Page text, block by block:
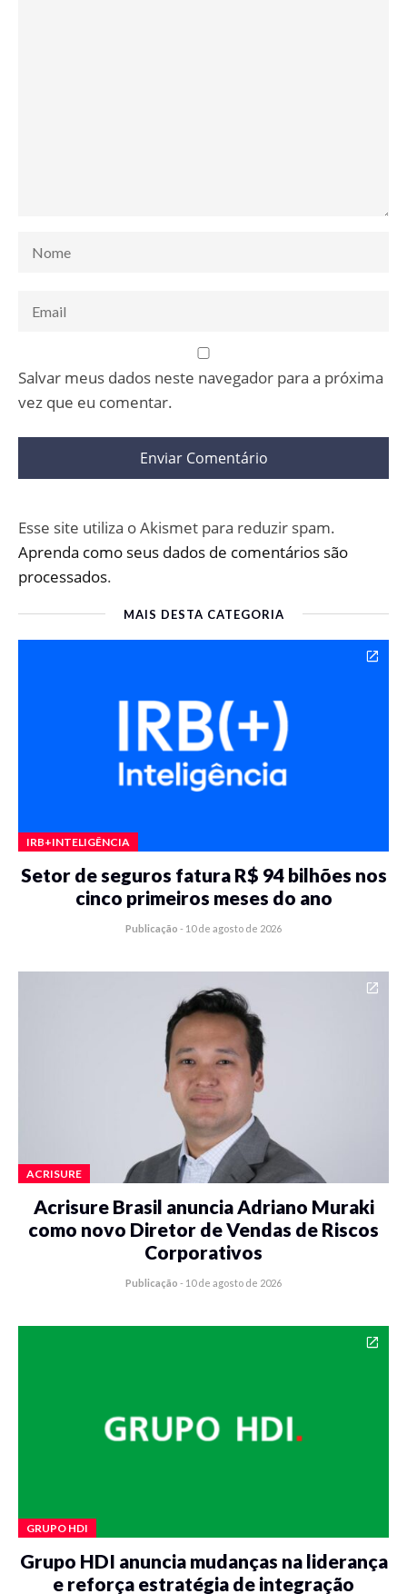
Salvar meus dados neste navegador para a próxima
vez que eu comentar.
Esse site utiliza o Akismet para reduzir spam.
Aprenda como seus dados de comentários são
processados.
MAIS DESTA CATEGORIA
IRB+INTELIGÊNCIA
Setor de seguros fatura R$ 94 bilhões nos
cinco primeiros meses do ano
Publicação - 10 de agosto de 2026
ACRISURE
Acrisure Brasil anuncia Adriano Muraki
como novo Diretor de Vendas de Riscos
Corporativos
Publicação - 10 de agosto de 2026
GRUPO HDI
Grupo HDI anuncia mudanças na liderança
e reforça estratégia de integração